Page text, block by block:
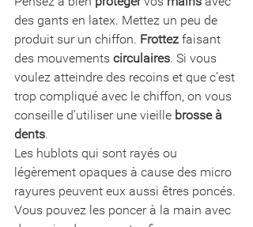
des gants en latex. Mettez un peu de
produit sur un chiffon. Frottez faisant
des mouvements circulaires. Si vous
voulez atteindre des recoins et que c’est
trop compliqué avec le chiffon, on vous
conseille d’utiliser une vieille brosse à
dents.
Les hublots qui sont rayés ou
légèrement opaques à cause des micro
rayures peuvent eux aussi êtres poncés.
Vous pouvez les poncer à la main avec